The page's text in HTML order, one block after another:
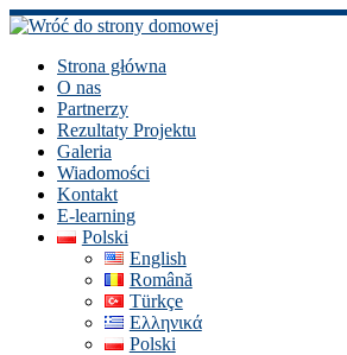
Skip
to
contentStrona główna
O nas
Partnerzy
Rezultaty Projektu
Galeria
Wiadomości
Kontakt
E-learning
Polski
English
Română
Türkçe
Ελληνικά
Polski